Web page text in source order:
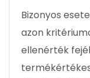
Bizonyos
azon
ellenérték